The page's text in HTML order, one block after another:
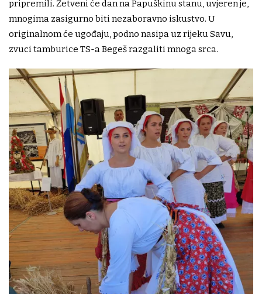
pripremili. Žetveni će dan na Papuškinu stanu, uvjeren je,
mnogima zasigurno biti nezaboravno iskustvo. U
originalnom će ugođaju, podno nasipa uz rijeku Savu,
zvuci tamburice TS-a Begeš razgaliti mnoga srca.